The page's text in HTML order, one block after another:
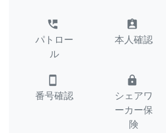
perm_phone_msg
パトロー
ル
assignment_ind
本人確認
smartphone
番号確認
lock
シェアワ
ーカー保
険